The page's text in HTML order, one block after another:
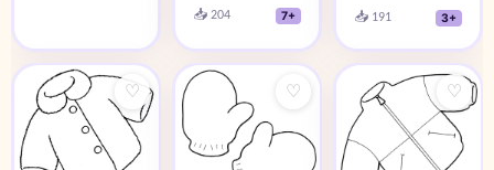
📥 204 7+ 📥 191 3+
♡ ♡ ♡